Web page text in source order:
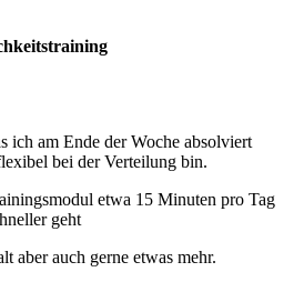
ich am Ende der Woche absolviert
bei der Verteilung bin.
etwa 15 Minuten pro Tag
geht
aber auch gerne etwas mehr.